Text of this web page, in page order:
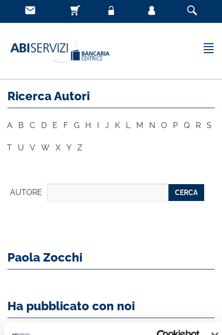
Ricerca Autori
A B C D E F G H I J K L M N O P Q R S
T U V W X Y Z
AUTORE CERCA
Paola Zocchi
Ha pubblicato con noi